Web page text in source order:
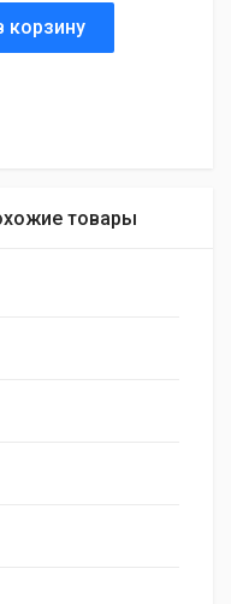
корзину
товары